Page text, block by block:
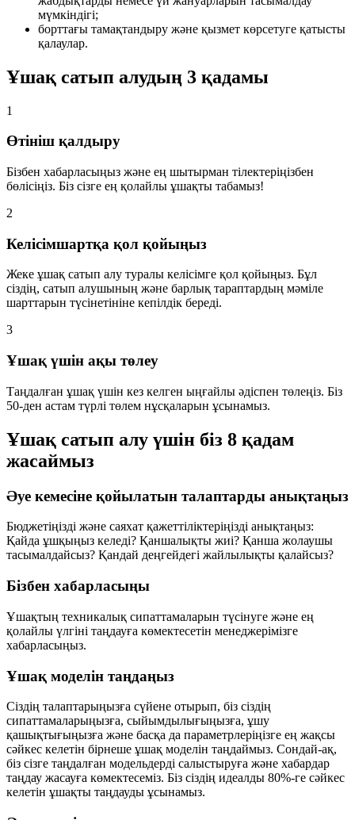
мүмкіндігі;
борттағы тамақтандыру және қызмет көрсетуге қатысты
қалаулар.
Ұшақ сатып алудың 3 қадамы
1
Өтініш қалдыру
Бізбен хабарласыңыз және ең шытырман тілектеріңізбен
бөлісіңіз. Біз сізге ең қолайлы ұшақты табамыз!
2
Келісімшартқа қол қойыңыз
Жеке ұшақ сатып алу туралы келісімге қол қойыңыз. Бұл
сіздің, сатып алушының және барлық тараптардың мәміле
шарттарын түсінетініне кепілдік береді.
3
Ұшақ үшін ақы төлеу
Таңдалған ұшақ үшін кез келген ыңғайлы әдіспен төлеңіз. Біз
50-ден астам түрлі төлем нұсқаларын ұсынамыз.
Ұшақ сатып алу үшін біз 8 қадам
жасаймыз
Әуе кемесіне қойылатын талаптарды анықтаңыз
Бюджетіңізді және саяхат қажеттіліктеріңізді анықтаңыз:
Қайда ұшқыңыз келеді? Қаншалықты жиі? Қанша жолаушы
тасымалдайсыз? Қандай деңгейдегі жайлылықты қалайсыз?
Бізбен хабарласыңы
Ұшақтың техникалық сипаттамаларын түсінуге және ең
қолайлы үлгіні таңдауға көмектесетін менеджерімізге
хабарласыңыз.
Ұшақ моделін таңдаңыз
Сіздің талаптарыңызға сүйене отырып, біз сіздің
сипаттамаларыңызға, сыйымдылығыңызға, ұшу
қашықтығыңызға және басқа да параметрлеріңізге ең жақсы
сәйкес келетін бірнеше ұшақ моделін таңдаймыз. Сондай-ақ,
біз сізге таңдалған модельдерді салыстыруға және хабардар
таңдау жасауға көмектесеміз. Біз сіздің идеалды 80%-ге сәйкес
келетін ұшақты таңдауды ұсынамыз.